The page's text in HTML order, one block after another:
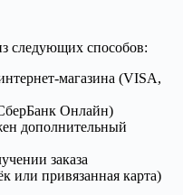
следующих способов:
магазина (VISA,
Онлайн)
дополнительный
заказа
привязанная карта)